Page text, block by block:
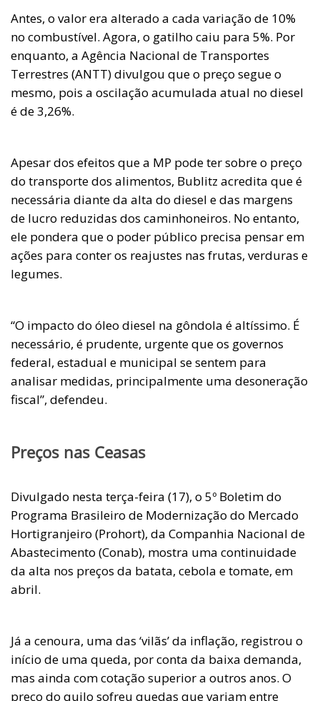
Antes, o valor era alterado a cada variação de 10%
no combustível. Agora, o gatilho caiu para 5%. Por
enquanto, a Agência Nacional de Transportes
Terrestres (ANTT) divulgou que o preço segue o
mesmo, pois a oscilação acumulada atual no diesel
é de 3,26%.
Apesar dos efeitos que a MP pode ter sobre o preço
do transporte dos alimentos, Bublitz acredita que é
necessária diante da alta do diesel e das margens
de lucro reduzidas dos caminhoneiros. No entanto,
ele pondera que o poder público precisa pensar em
ações para conter os reajustes nas frutas, verduras e
legumes.
“O impacto do óleo diesel na gôndola é altíssimo. É
necessário, é prudente, urgente que os governos
federal, estadual e municipal se sentem para
analisar medidas, principalmente uma desoneração
fiscal”, defendeu.
Preços nas Ceasas
Divulgado nesta terça-feira (17), o 5º Boletim do
Programa Brasileiro de Modernização do Mercado
Hortigranjeiro (Prohort), da Companhia Nacional de
Abastecimento (Conab), mostra uma continuidade
da alta nos preços da batata, cebola e tomate, em
abril.
Já a cenoura, uma das ‘vilãs’ da inflação, registrou o
início de uma queda, por conta da baixa demanda,
mas ainda com cotação superior a outros anos. O
preço do quilo sofreu quedas que variam entre